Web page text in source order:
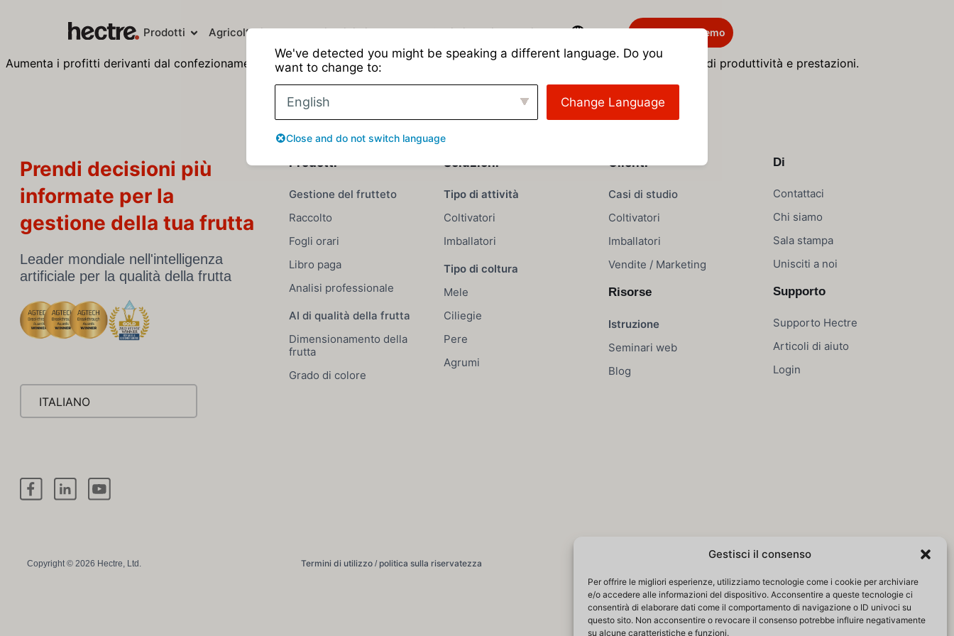
Gestisci il consenso
Per offrire le migliori esperienze, utilizziamo tecnologie come i cookie per archiviare
e/o accedere alle informazioni del dispositivo. Acconsentire a queste tecnologie ci
consentirà di elaborare dati come il comportamento di navigazione o ID univoci su
questo sito. Non acconsentire o revocare il consenso potrebbe influire negativamente
su alcune caratteristiche e funzioni.
Prodotti Agricoltori Imballatori Tipi di coltura Casi di studio Di Login Richiedi una demo
Aumenta i profitti derivanti dal confezionamento e le prestazioni del frutteto con approfondimenti più approfonditi sulle metriche di produttività e prestazioni.
Prendi decisioni più
informate per la
gestione della tua frutta
Leader mondiale nell'intelligenza
artificiale per la qualità della frutta
ITALIANO
Prodotti
Gestione del frutteto
Raccolto
Fogli orari
Libro paga
Analisi professionale
AI di qualità della frutta
Dimensionamento della
frutta
Grado di colore
Soluzioni
Tipo di attività
Coltivatori
Imballatori
Tipo di coltura
Mele
Ciliegie
Pere
Agrumi
Clienti
Casi di studio
Coltivatori
Imballatori
Vendite / Marketing
Risorse
Istruzione
Seminari web
Blog
Di
Contattaci
Chi siamo
Sala stampa
Unisciti a noi
Supporto
Supporto Hectre
Articoli di aiuto
Login
Copyright © 2026 Hectre, Ltd. Termini di utilizzo / politica sulla riservatezza
We've detected you might be speaking a different language. Do you
want to change to:
English Change Language
Close and do not switch language